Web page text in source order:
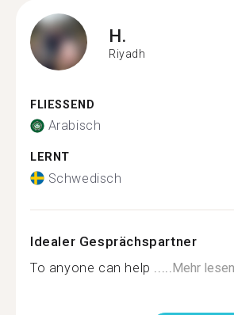
H.
Riyadh
FLIESSEND
Arabisch
LERNT
Schwedisch
Idealer Gesprächspartner
To anyone can help ..... Mehr lesen